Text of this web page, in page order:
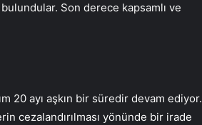
Son derece kapsamlı ve
20 ayı aşkın bir süredir devam ediyor.
cezalandırılması yönünde bir irade